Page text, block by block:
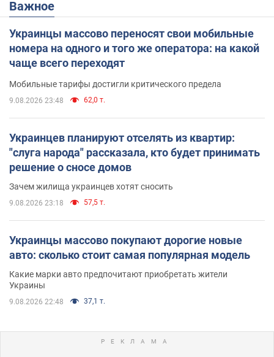
Важное
Украинцы массово переносят свои мобильные
номера на одного и того же оператора: на какой
чаще всего переходят
Мобильные тарифы достигли критического предела
9.08.2026 23:48 62,0 т.
Украинцев планируют отселять из квартир:
"слуга народа" рассказала, кто будет принимать
решение о сносе домов
Зачем жилища украинцев хотят сносить
9.08.2026 23:18 57,5 т.
Украинцы массово покупают дорогие новые
авто: сколько стоит самая популярная модель
Какие марки авто предпочитают приобретать жители
Украины
9.08.2026 22:48 37,1 т.